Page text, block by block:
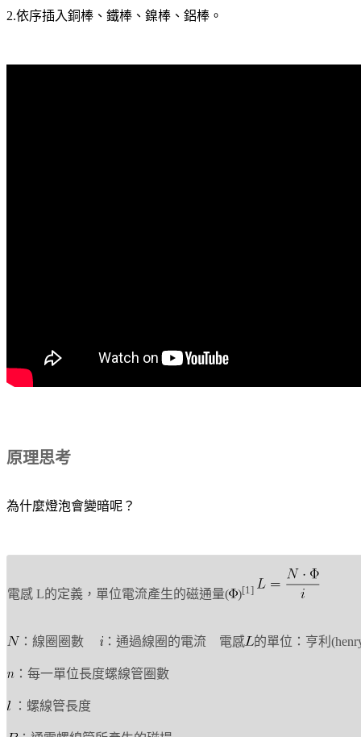
2.依序插入銅棒、鐵棒、鎳棒、鋁棒。
原理思考
為什麼燈泡會變暗呢？
電感 L的定義，單位電流產生的磁通量( )[1]
：線圈圈數 ：通過線圈的電流 電感 的單位：亨利
：每一單位長度螺線管圈數
：螺線管長度